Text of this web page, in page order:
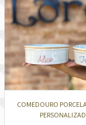
COMEDOURO